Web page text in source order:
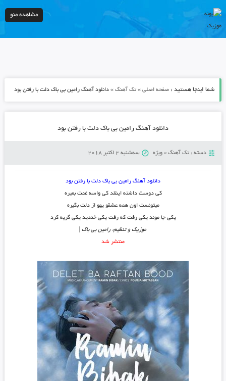
مشاهده منو
شما اینجا هستید : صفحه اصلی» تک آهنگ» دانلود آهنگ رامین بی باک دلت با رفتن بود
دانلود آهنگ رامین بی باک دلت با رفتن بود
دسته : تک آهنگ» ویژه سه‌شنبه 2 اکتبر 2018
دانلود آهنگ رامین بی باک دلت با رفتن بود
کی دوست داشته اینقد کی واسه غمت بمیره
میتونست اون همه عشقو یهو از دلت بگیره
یکی جا موند یکی رفت که رفت یکی خندید یکی گریه کرد
موزیک و تنظیم: رامین بی باک |
منتشر شد